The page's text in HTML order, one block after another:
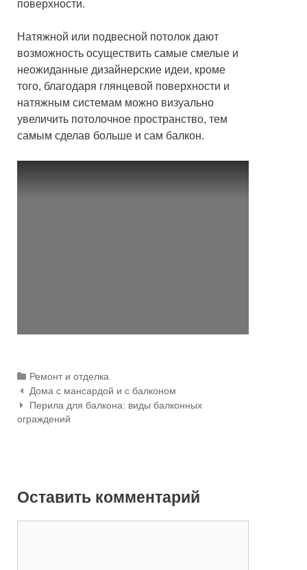
поверхности.
Натяжной или подвесной потолок дают
возможность осуществить самые смелые и
неожиданные дизайнерские идеи, кроме
того, благодаря глянцевой поверхности и
натяжным системам можно визуально
увеличить потолочное пространство, тем
самым сделав больше и сам балкон.
Categories
Ремонт и отделка
Навигация по статьям
Дома с мансардой и с балконом
Перила для балкона: виды балконных
ограждений
Оставить комментарий